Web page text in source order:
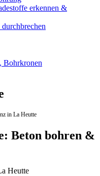
erkennen &
Bohrkronen
in La Heutte
Beton bohren &